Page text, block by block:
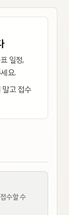
일정,
요.
말고 접수
수할 수